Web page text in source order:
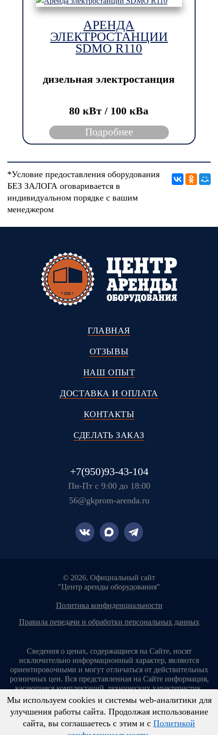
АРЕНДА
ЭЛЕКТРОСТАНЦИИ
SDMO R110
дизельная электростанция
80 кВт / 100 кBа
Подробнее
*Условие предоставления оборудования
БЕЗ ЗАЛОГА оговаривается в
индивидуальном порядке с вашим
менеджером
ГЛАВНАЯ
ОТЗЫВЫ
НАШ ОПЫТ
ДОСТАВКА И ОПЛАТА
КОНТАКТЫ
СДЕЛАТЬ ЗАКАЗ
+7(950)93-43-104
Пн-Пт с 9:00 до 18:00
56@gkprom-arenda.ru
© 2026. Официальный сайт
"Центр аренды оборудования"
политика конфиденциальности
правила передачи и обработки персональных данных
Сведения о ценах, содержащиеся на Сайте, носят
исключительно информационный характер, являются
ориентировочными и могут отличаться от действительных
розничных цен. Вся представленная на Сайте информация,
касающаяся комплектаций, технических характеристик,
цветовых сочетаний, стоимости услуг, сервисного
обслуживания, дополнительного оборудования, условий
аренды оборудования и т. п., ни при каких условиях не
является публичной офертой, определяемой положениями
Мы используем cookies и системы web-аналитики для
улучшения работы сайта. Продолжая использование
сайта, вы соглашаетесь с этим и с Политикой